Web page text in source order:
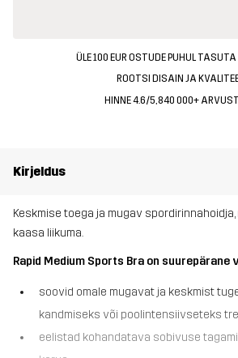
ÜLE 100 EUR OSTUDE PUHUL
ROOTSI DISAIN JA
HINNE 4.6/5, 840 000+
Kirjeldus
Keskmise toega ja mugav
kaasa liikuma.
Rapid Medium Sports Bra on suurepärane
soovid omale mugavat ja keskmist
kandmiseks või poolintensiivseteks
eelistad kohandatava sobivuse